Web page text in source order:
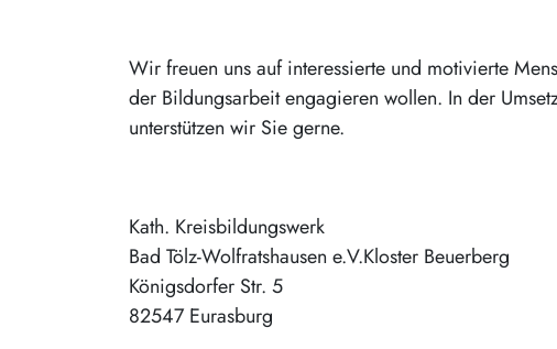
Wir freuen uns auf interessierte und motivierte
der Bildungsarbeit engagieren wollen. In der
unterstützen wir Sie gerne.
Kath. Kreisbildungswerk
Bad Tölz-Wolfratshausen e.V.Kloster Beuerberg
Königsdorfer Str. 5
82547 Eurasburg